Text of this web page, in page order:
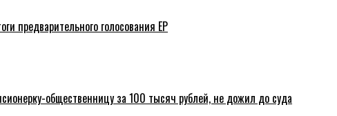
предварительного голосования ЕР
общественницу за 100 тысяч рублей, не дожил до суда